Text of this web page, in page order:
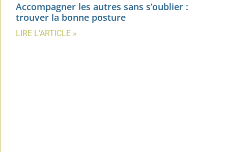
Accompagner les autres sans s’oublier :
trouver la bonne posture
LIRE L'ARTICLE »